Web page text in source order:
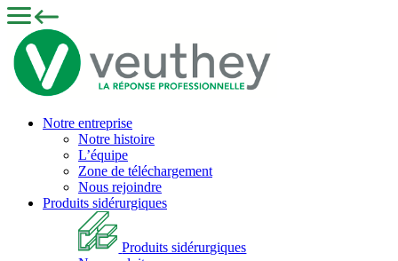
Notre entreprise
Notre histoire
L’équipe
Zone de téléchargement
Nous rejoindre
Produits sidérurgiques
Produits sidérurgiques